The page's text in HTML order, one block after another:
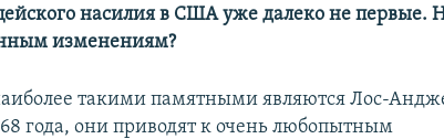
насилия в США уже далеко не первые.
изменениям?
такими памятными являются Лос-
года, они приводят к очень любопытным